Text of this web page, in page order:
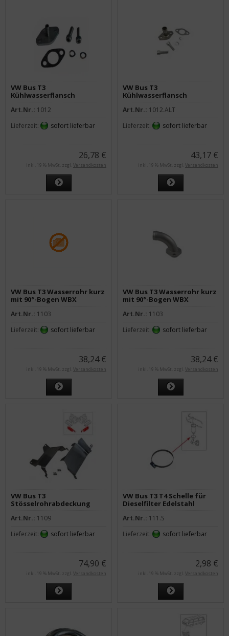
VW Bus T3
Kühlwasserflansch
Edelstahl ab 01/85
Art.Nr.: 1012
Lieferzeit:
sofort lieferbar
26,78 €
inkl. 19 % MwSt. zzgl. Versandkosten
VW Bus T3
Kühlwasserflansch
Edelstahl bis 12/84
Art.Nr.: 1012.ALT
Lieferzeit:
sofort lieferbar
43,17 €
inkl. 19 % MwSt. zzgl. Versandkosten
VW Bus T3 Wasserrohr kurz
mit 90°-Bogen WBX
Art.Nr.: 1103
Lieferzeit:
sofort lieferbar
38,24 €
inkl. 19 % MwSt. zzgl. Versandkosten
VW Bus T3 Wasserrohr kurz
mit 90°-Bogen WBX
Art.Nr.: 1103
Lieferzeit:
sofort lieferbar
38,24 €
inkl. 19 % MwSt. zzgl. Versandkosten
VW Bus T3
Stösselrohrabdeckung
Stück
Art.Nr.: 1109
Lieferzeit:
sofort lieferbar
74,90 €
inkl. 19 % MwSt. zzgl. Versandkosten
VW Bus T3 T4 Schelle für
Dieselfilter Edelstahl
Art.Nr.: 111.S
Lieferzeit:
sofort lieferbar
2,98 €
inkl. 19 % MwSt. zzgl. Versandkosten